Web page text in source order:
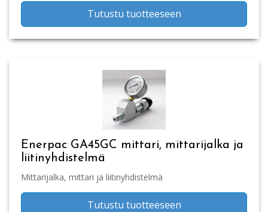
Tutustu tuotteeseen
Enerpac GA45GC mittari, mittarijalka ja
liitinyhdistelmä
Mittarijalka, mittari ja liitinyhdistelmä
Tutustu tuotteeseen